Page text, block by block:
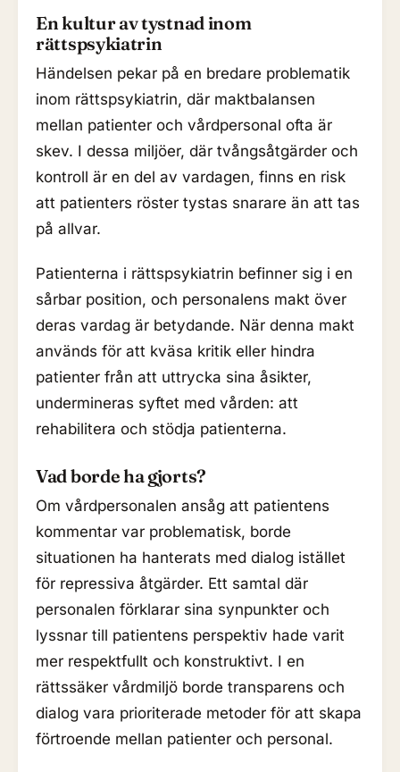
En kultur av tystnad inom
rättspsykiatrin
Händelsen pekar på en bredare problematik
inom rättspsykiatrin, där maktbalansen
mellan patienter och vårdpersonal ofta är
skev. I dessa miljöer, där tvångsåtgärder och
kontroll är en del av vardagen, finns en risk
att patienters röster tystas snarare än att tas
på allvar.
Patienterna i rättspsykiatrin befinner sig i en
sårbar position, och personalens makt över
deras vardag är betydande. När denna makt
används för att kväsa kritik eller hindra
patienter från att uttrycka sina åsikter,
undermineras syftet med vården: att
rehabilitera och stödja patienterna.
Vad borde ha gjorts?
Om vårdpersonalen ansåg att patientens
kommentar var problematisk, borde
situationen ha hanterats med dialog istället
för repressiva åtgärder. Ett samtal där
personalen förklarar sina synpunkter och
lyssnar till patientens perspektiv hade varit
mer respektfullt och konstruktivt. I en
rättssäker vårdmiljö borde transparens och
dialog vara prioriterade metoder för att skapa
förtroende mellan patienter och personal.